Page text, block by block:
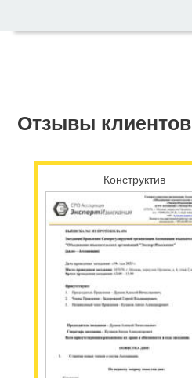
Отзывы клиентов
Конструктив